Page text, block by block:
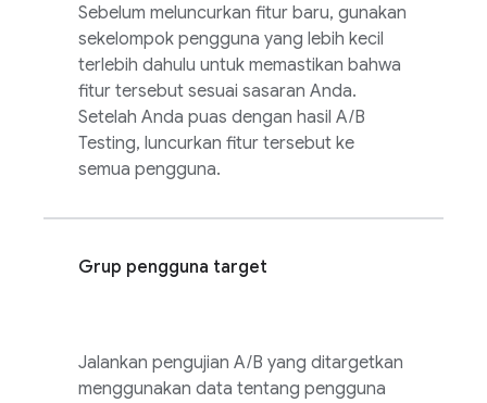
Sebelum meluncurkan fitur baru, gunakan
sekelompok pengguna yang lebih kecil
terlebih dahulu untuk memastikan bahwa
fitur tersebut sesuai sasaran Anda.
Setelah Anda puas dengan hasil A/B
Testing, luncurkan fitur tersebut ke
semua pengguna.
Grup pengguna target
Jalankan pengujian A/B yang ditargetkan
menggunakan data tentang pengguna